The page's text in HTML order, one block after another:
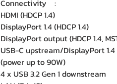
Connectivity :
HDMI (HDCP 1.4)
DisplayPort 1.4 (HDCP 1.4)
DisplayPort output (HDCP 1.4,
USB-C upstream/DisplayPort
(power up to 90W)
4 x USB 3.2 Gen 1 downstream